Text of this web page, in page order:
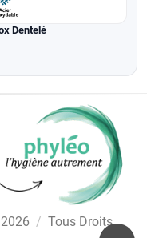
Dentelé
/ Tous Droits